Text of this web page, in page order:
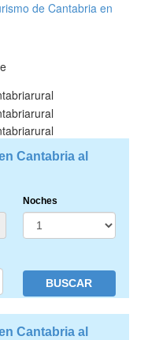
Cantabria al
Noches
Cantabria al